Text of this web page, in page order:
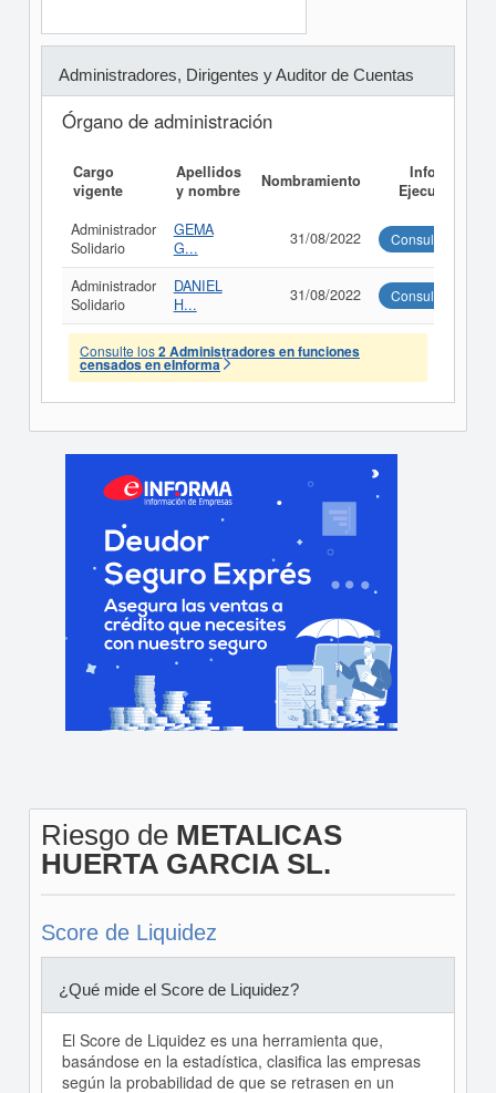
Administradores, Dirigentes y Auditor de Cuentas
Órgano de administración
Cargo
vigente
Apellidos
y nombre
Nombramiento
Informe
Ejecutivo
Administrador
Solidario
GEMA
G...
31/08/2022 Consultar
Administrador
Solidario
DANIEL
H...
31/08/2022 Consultar
Consulte los2 Administradores en funciones
censados en eInforma
Riesgo de METALICAS
HUERTA GARCIA SL.
Score de Liquidez
¿Qué mide el Score de Liquidez?
El Score de Liquidez es una herramienta que,
basándose en la estadística, clasifica las empresas
según la probabilidad de que se retrasen en un